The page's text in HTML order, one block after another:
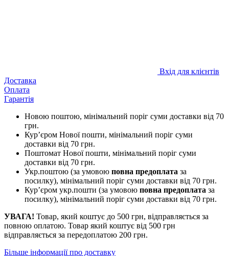
Вхід для клієнтів
Доставка
Оплата
Гарантія
Новою поштою, мінімальний поріг суми доставки від 70
грн.
Кур’єром Нової пошти, мінімальний поріг суми
доставки від 70 грн.
Поштомат Нової пошти, мінімальний поріг суми
доставки від 70 грн.
Укр.поштою (за умовою повна предоплата за
посилку), мінімальний поріг суми доставки від 70 грн.
Кур’єром укр.пошти (за умовою повна предоплата за
посилку), мінімальний поріг суми доставки від 70 грн.
УВАГА! Товар, який коштує до 500 грн, відправляється за
повною оплатою. Товар який коштує від 500 грн
відправляється за передоплатою 200 грн.
Більше інформації про доставку